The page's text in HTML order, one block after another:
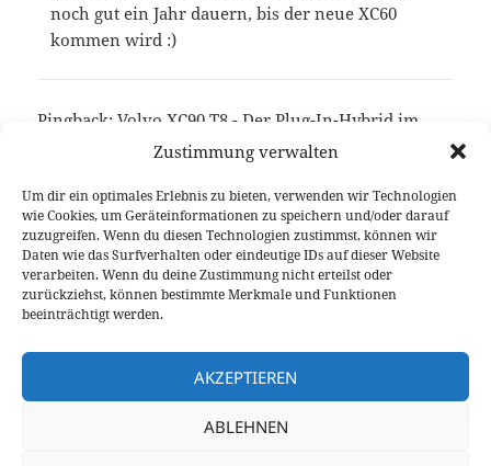
Zustimmung verwalten
Um dir ein optimales Erlebnis zu bieten, verwenden wir Technologien
wie Cookies, um Geräteinformationen zu speichern und/oder darauf
zuzugreifen. Wenn du diesen Technologien zustimmst, können wir
Daten wie das Surfverhalten oder eindeutige IDs auf dieser Website
verarbeiten. Wenn du deine Zustimmung nicht erteilst oder
zurückziehst, können bestimmte Merkmale und Funktionen
beeinträchtigt werden.
AKZEPTIEREN
ABLEHNEN
noch gut ein Jahr dauern, bis der neue XC60
kommen wird :)
Pingback:Volvo XC90 T8 - Der Plug-In-Hybrid im
Die Kommentare sind geschlossen.
Beitragsnavigation
VORHERIGER
Vorheriger
Beitrag:
Seat-Werk Martorell baut Audi A1 ab
2018
Opel Mokka X: Der Bestseller mit neuem